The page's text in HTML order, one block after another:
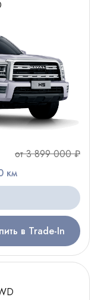
от 3 899 000 ₽
км
в Trade-In